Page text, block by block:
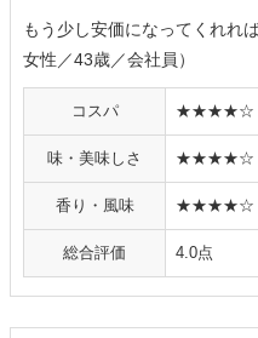
もう少し安価になってくれれ
女性／43歳／会社員）
コスパ ★★★★☆
味・美味しさ ★★★★☆
香り・風味 ★★★★☆
総合評価 4.0点